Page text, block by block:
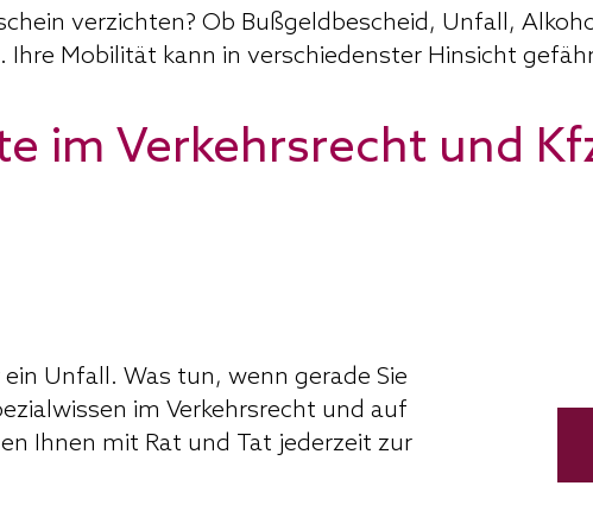
verzichten? Ob Bußgeldbescheid, Unfall,
Mobilität kann in verschiedenster Hinsicht
im Verkehrsrecht und
Unfall. Was tun, wenn gerade Sie
im Verkehrsrecht und auf
Ihnen mit Rat und Tat jederzeit zur